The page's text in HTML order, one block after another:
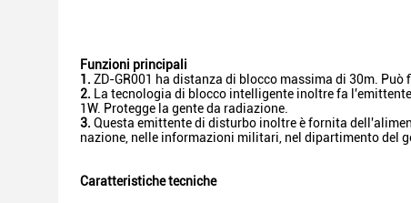
Funzioni principali
1. ZD-GR001 ha distanza di blocco massima di 30m.
2. La tecnologia di blocco intelligente inoltre fa
1W. Protegge la gente da radiazione.
3. Questa emittente di disturbo inoltre è fornita
nazione, nelle informazioni militari, nel dipartimento del
Caratteristiche tecniche